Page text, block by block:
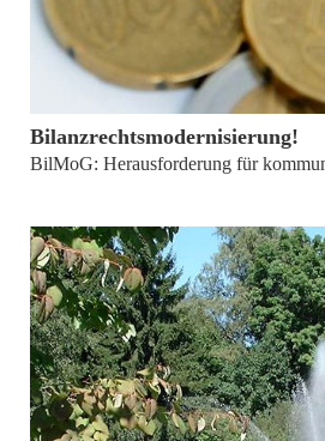
vonMartin
Bilanzrechtsmodernisierung!
BilMoG: Herausforderung für